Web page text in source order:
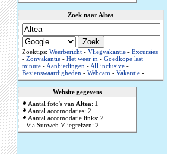
Zoek naar Altea
Zoektips: Weerbericht- Vliegvakantie- Excursies
- Zonvakantie- Het weer in- Goedkope last
minute-Aanbiedingen-All inclusive-
Bezienswaardigheden- Webcam- Vakantie-
Website gegevens
Aantal foto's van Altea: 1
Aantal accomodaties: 2
Aantal accomodatie links: 2
- Via Sunweb Vliegreizen: 2